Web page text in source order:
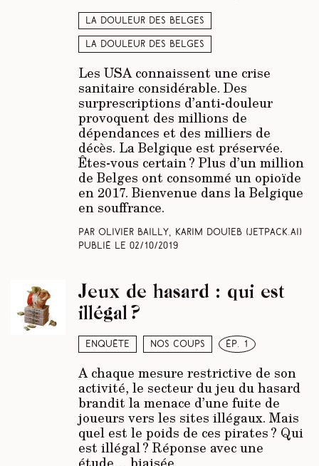
La douleur des belges
La douleur des Belges
Les USA connaissent une crise
sanitaire considérable. Des
surprescriptions d’anti-douleur
provoquent des millions de
dépendances et des milliers de
décès. La Belgique est préservée.
Êtes-vous certain ? Plus d’un million
de Belges ont consommé un opioïde
en 2017. Bienvenue dans la Belgique
en souffrance.
Par Olivier Bailly, Karim Douïeb (Jetpack.ai)
Publié le 02/10/2019
Enquête Nos coups ép. 1
Jeux de hasard : qui est
illégal ?
A chaque mesure restrictive de son
activité, le secteur du jeu du hasard
brandit la menace d’une fuite de
joueurs vers les sites illégaux. Mais
quel est le poids de ces pirates ? Qui
est illégal ? Réponse avec une